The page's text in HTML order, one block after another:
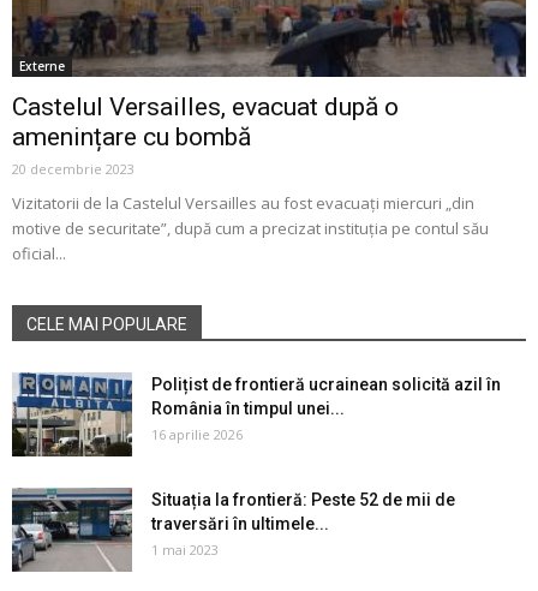
Externe
Castelul Versailles, evacuat după o
amenințare cu bombă
20 decembrie 2023
Vizitatorii de la Castelul Versailles au fost evacuați miercuri „din
motive de securitate”, după cum a precizat instituția pe contul său
oficial...
CELE MAI POPULARE
Polițist de frontieră ucrainean solicită azil în
România în timpul unei...
16 aprilie 2026
Situația la frontieră: Peste 52 de mii de
traversări în ultimele...
1 mai 2023